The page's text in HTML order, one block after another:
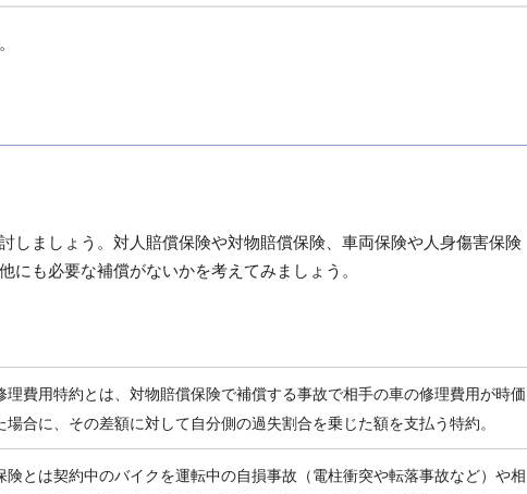
しましょう。対人賠償保険や対物賠償保険、車両保険や人身傷害保険
にも必要な補償がないかを考えてみましょう。
理費用特約とは、対物賠償保険で補償する事故で相手の車の修理費用が時価
場合に、その差額に対して自分側の過失割合を乗じた額を支払う特約。
険とは契約中のバイクを運転中の自損事故（電柱衝突や転落事故など）や相